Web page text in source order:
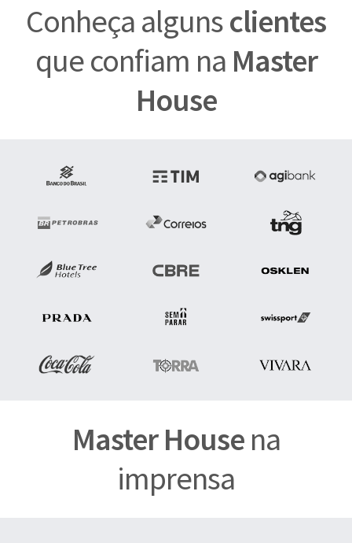
Conheça algunsclientes
que confiam na Master
House
Master Housena
imprensa